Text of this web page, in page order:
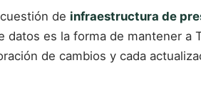
de infraestructura de
es la forma de mantener
de cambios y cada